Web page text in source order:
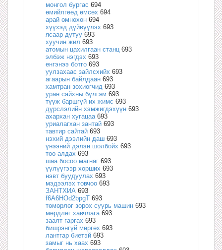
монгол бургас 694
өмийлгөөд өмсөх 694
арай өмнөхөн 694
хүүхэд дүйвүүлэх 693
ясаар дутуу 693
хуучин жил 693
атомын цахилгаан станц 693
элбэж нэгдэх 693
енгэнээ ботго 693
уулзахаас зайлсхийх 693
агаарын байлдаан 693
хамтран зохиогчид 693
уран сайхны бүлгэм 693
түүж баршгүй их жимс 693
дүрслэлийн хэмжигдэхүүн 693
ахархан хугацаа 693
уриалагхан зантай 693
тавтир сайтай 693
нэхий дээлийн даш 693
үнээний дэлэн шолбойх 693
тоо алдах 693
шаа босоо магнаг 693
үүлүүгээр хорших 693
нэвт буудуулах 693
мэдээлэх товчоо 693
ЗАНТХИА 693
f6A6HOd2bpgT 693
төмөрлөг зорох суурь машин 693
мөрдлөг хавчлага 693
заалт гаргах 693
бишрэнгүй мөргөх 693
лантгар биетэй 693
замыг нь хаах 693